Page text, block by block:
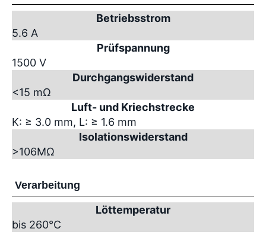
Betriebsstrom
5.6 A
Prüfspannung
1500 V
Durchgangswiderstand
<15 mΩ
Luft- und Kriechstrecke
K: ≥ 3.0 mm, L: ≥ 1.6 mm
Isolationswiderstand
>106MΩ
Verarbeitung
Löttemperatur
bis 260°C